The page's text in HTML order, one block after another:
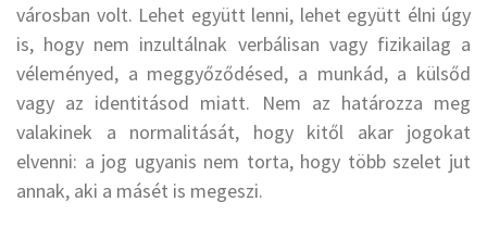
városban volt. Lehet együtt lenni, lehet együtt élni úgy
is, hogy nem inzultálnak verbálisan vagy fizikailag a
véleményed, a meggyőződésed, a munkád, a külsőd
vagy az identitásod miatt. Nem az határozza meg
valakinek a normalitását, hogy kitől akar jogokat
elvenni: a jog ugyanis nem torta, hogy több szelet jut
annak, aki a másét is megeszi.